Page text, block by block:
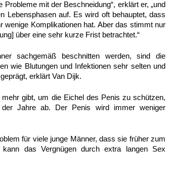
Probleme mit der Beschneidung“, erklärt er, „und
Lebensphasen auf. Es wird oft behauptet, dass
wenige Komplikationen hat. Aber das stimmt nur
über eine sehr kurze Frist betrachtet.“
sachgemäß beschnitten werden, sind die
wie Blutungen und Infektionen sehr selten und
erklärt Van Dijk.
gibt, um die Eichel des Penis zu schützen,
Jahre ab. Der Penis wird immer weniger
für viele junge Männer, dass sie früher zum
das Vergnügen durch extra langen Sex